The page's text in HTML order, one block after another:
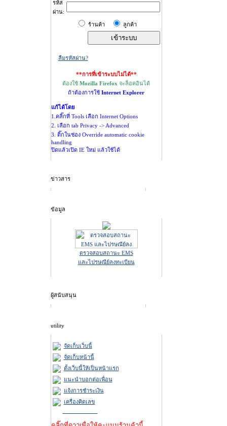
รห้ส
ผ่าน:
ร้านค้า ลูกค้า
ลืมรหัสผ่าน?
**การที่เข้าระบบไม่ได้**
ต้องใช้ Mozilla Firefox จะล็อคอินได้
ถ้าต้องการใช้ Internet Explorer
แก้ได้โดย
1.คลิ๊กที่ Tools เลือก Internet Options
2. เลือก tab Privacy -> Advanced
3. ติ๊กในช่อง Override automatic cookie
handling
ปิดแล้วเปิด IE ใหม่ แล้วใช้ได้
ข่าวสาร
ข้อมูล
ตรวจสอบสถานะ EMS
และไปรษณีย์ลงทะเบียน
ผู้สนับสนุน
utility
จัดเก็บเว็บนี้
จัดเก็บหน้านี้
ตั้งเว็บนี้ให้เป็นหน้าแรก
แนะนำบอกต่อเพื่อน
แจ้งการชำระเงิน
เครื่องคิดเลข